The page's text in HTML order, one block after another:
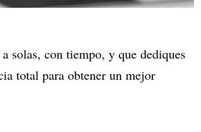
solas, con tiempo, y que dediques
total para obtener un mejor